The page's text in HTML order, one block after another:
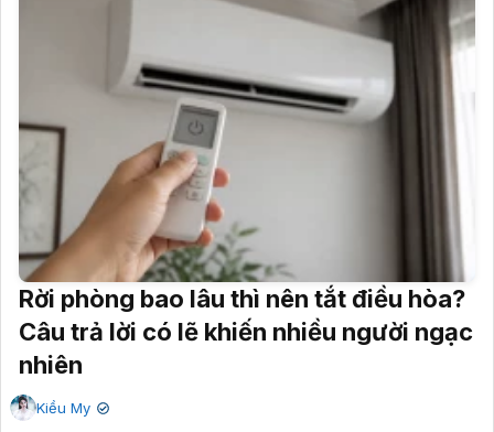
Rời phòng bao lâu thì nên tắt điều hòa?
Câu trả lời có lẽ khiến nhiều người ngạc
nhiên
Kiều My ✔